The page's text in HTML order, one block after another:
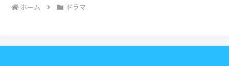
ホーム ドラマ